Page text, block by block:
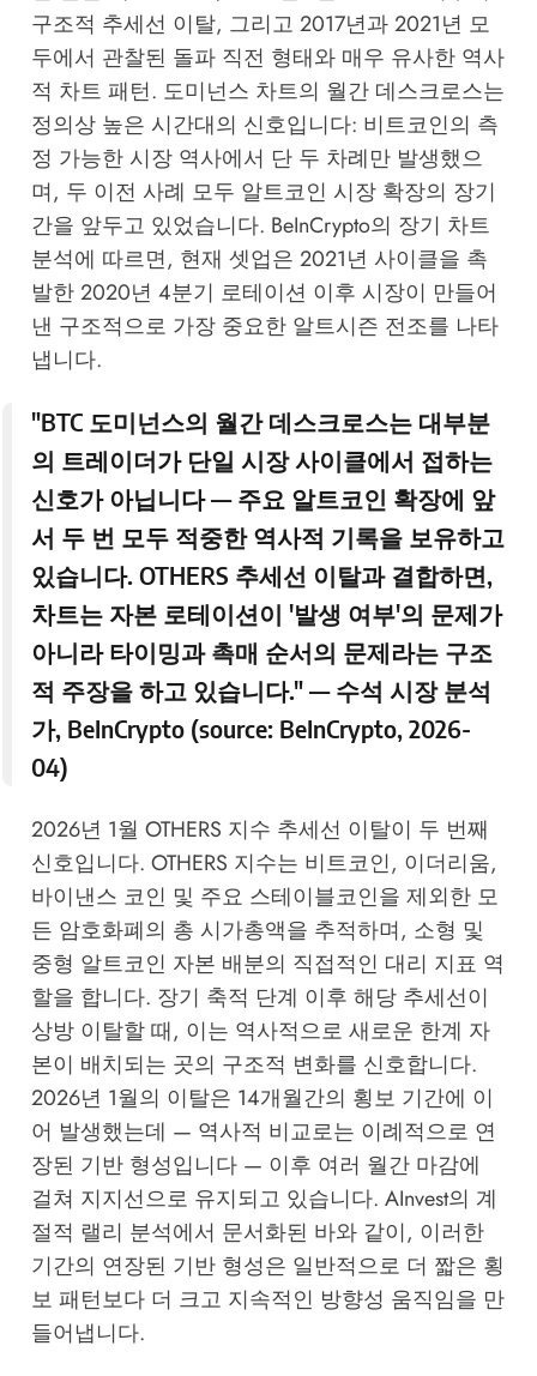
구조적 추세선 이탈, 그리고 2017년과 2021년 모
두에서 관찰된 돌파 직전 형태와 매우 유사한 역사
적 차트 패턴. 도미넌스 차트의 월간 데스크로스는
정의상 높은 시간대의 신호입니다: 비트코인의 측
정 가능한 시장 역사에서 단 두 차례만 발생했으
며, 두 이전 사례 모두 알트코인 시장 확장의 장기
간을 앞두고 있었습니다. BeInCrypto의 장기 차트
분석에 따르면, 현재 셋업은 2021년 사이클을 촉
발한 2020년 4분기 로테이션 이후 시장이 만들어
낸 구조적으로 가장 중요한 알트시즌 전조를 나타
냅니다.
"BTC 도미넌스의 월간 데스크로스는 대부분
의 트레이더가 단일 시장 사이클에서 접하는
신호가 아닙니다 — 주요 알트코인 확장에 앞
서 두 번 모두 적중한 역사적 기록을 보유하고
있습니다. OTHERS 추세선 이탈과 결합하면,
차트는 자본 로테이션이 '발생 여부'의 문제가
아니라 타이밍과 촉매 순서의 문제라는 구조
적 주장을 하고 있습니다." — 수석 시장 분석
가, BeInCrypto(source: BeInCrypto, 2026-
04)
2026년 1월 OTHERS 지수 추세선 이탈이 두 번째
신호입니다. OTHERS 지수는 비트코인, 이더리움,
바이낸스 코인 및 주요 스테이블코인을 제외한 모
든 암호화폐의 총 시가총액을 추적하며, 소형 및
중형 알트코인 자본 배분의 직접적인 대리 지표 역
할을 합니다. 장기 축적 단계 이후 해당 추세선이
상방 이탈할 때, 이는 역사적으로 새로운 한계 자
본이 배치되는 곳의 구조적 변화를 신호합니다.
2026년 1월의 이탈은 14개월간의 횡보 기간에 이
어 발생했는데 — 역사적 비교로는 이례적으로 연
장된 기반 형성입니다 — 이후 여러 월간 마감에
걸쳐 지지선으로 유지되고 있습니다. AInvest의 계
절적 랠리 분석에서 문서화된 바와 같이, 이러한
기간의 연장된 기반 형성은 일반적으로 더 짧은 횡
보 패턴보다 더 크고 지속적인 방향성 움직임을 만
들어냅니다.